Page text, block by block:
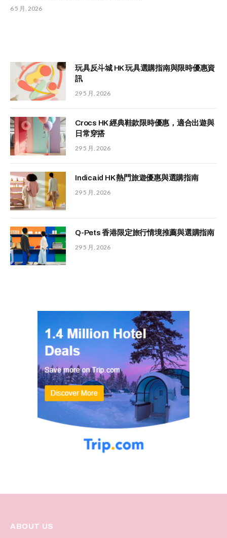
6 5 月, 2026
玩具反斗城 HK 玩具選購指南與限時優惠資
訊
29 5 月, 2026
Crocs HK 經典鞋款限時優惠，適合出遊與
日常穿搭
29 5 月, 2026
Indicaid HK 熱門旅遊優惠與選購指南
29 5 月, 2026
Q-Pets 香港限定旅行情境推薦與選購指南
29 5 月, 2026
ABOUT US